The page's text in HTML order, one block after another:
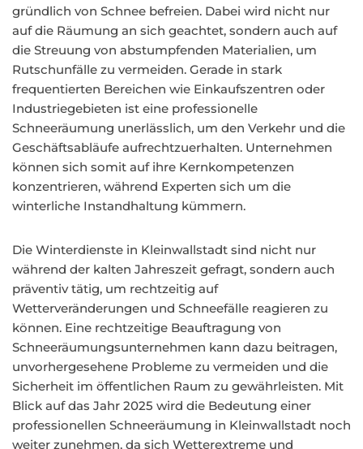
gründlich von Schnee befreien. Dabei wird nicht nur
auf die Räumung an sich geachtet, sondern auch auf
die Streuung von abstumpfenden Materialien, um
Rutschunfälle zu vermeiden. Gerade in stark
frequentierten Bereichen wie Einkaufszentren oder
Industriegebieten ist eine professionelle
Schneeräumung unerlässlich, um den Verkehr und die
Geschäftsabläufe aufrechtzuerhalten. Unternehmen
können sich somit auf ihre Kernkompetenzen
konzentrieren, während Experten sich um die
winterliche Instandhaltung kümmern.
Die Winterdienste in Kleinwallstadt sind nicht nur
während der kalten Jahreszeit gefragt, sondern auch
präventiv tätig, um rechtzeitig auf
Wetterveränderungen und Schneefälle reagieren zu
können. Eine rechtzeitige Beauftragung von
Schneeräumungsunternehmen kann dazu beitragen,
unvorhergesehene Probleme zu vermeiden und die
Sicherheit im öffentlichen Raum zu gewährleisten. Mit
Blick auf das Jahr 2025 wird die Bedeutung einer
professionellen Schneeräumung in Kleinwallstadt noch
weiter zunehmen, da sich Wetterextreme und